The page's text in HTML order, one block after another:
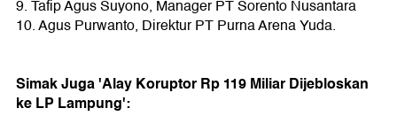
9. Tafip Agus Suyono, Manager PT Sorento Nusantara
10. Agus Purwanto, Direktur PT Purna Arena Yuda.
Simak Juga 'Alay Koruptor Rp 119 Miliar Dijebloskan
ke LP Lampung':